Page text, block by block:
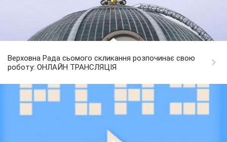
Верховна Рада сьомого скликання розпочинає свою
роботу: ОНЛАЙН ТРАНСЛЯЦІЯ